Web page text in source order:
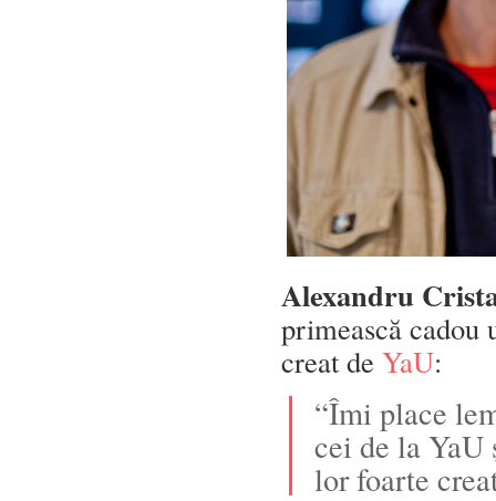
Alexandru
primească
creat de YaU:
“Îmi place
cei de la YaU
lor foarte